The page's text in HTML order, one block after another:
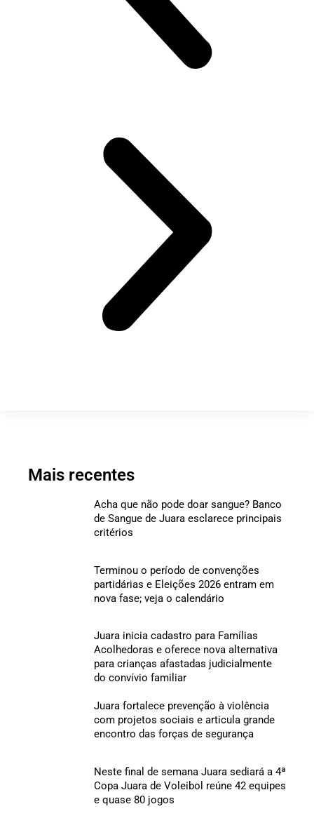
Mais recentes
Acha que não pode doar sangue? Banco
de Sangue de Juara esclarece principais
critérios
Terminou o período de convenções
partidárias e Eleições 2026 entram em
nova fase; veja o calendário
Juara inicia cadastro para Famílias
Acolhedoras e oferece nova alternativa
para crianças afastadas judicialmente
do convívio familiar
Juara fortalece prevenção à violência
com projetos sociais e articula grande
encontro das forças de segurança
Neste final de semana Juara sediará a 4ª
Copa Juara de Voleibol reúne 42 equipes
e quase 80 jogos